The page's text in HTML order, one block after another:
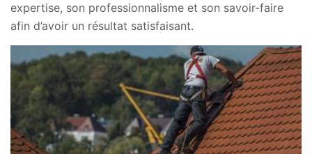
expertise, son professionnalisme et son savoir-faire
afin d’avoir un résultat satisfaisant.